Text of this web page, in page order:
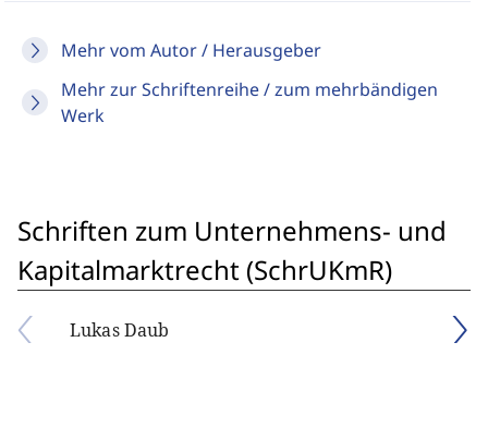
Mehr vom Autor / Herausgeber
Mehr zur Schriftenreihe / zum mehrbändigen
Werk
Schriften zum Unternehmens- und
Kapitalmarktrecht (SchrUKmR)
Lukas Daub